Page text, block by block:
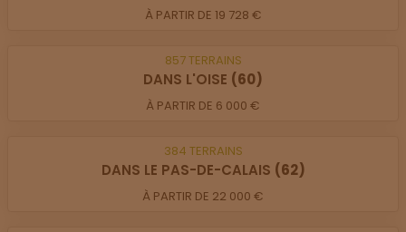
À PARTIR DE 19 728 €
857TERRAINS
DANS L'OISE (60)
À PARTIR DE 6 000 €
384 TERRAINS
DANS LE PAS-DE-CALAIS (62)
À PARTIR DE 22 000 €